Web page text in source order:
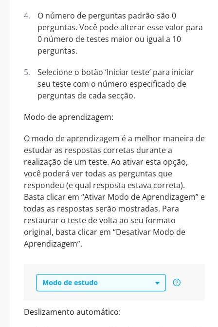
O número de perguntas padrão são 0
perguntas. Você pode alterar esse valor para
0 número de testes maior ou igual a 10
perguntas.
Selecione o botão ‘Iniciar teste’ para iniciar
seu teste com o número especificado de
perguntas de cada secção.
Modo de aprendizagem:
O modo de aprendizagem é a melhor maneira de
estudar as respostas corretas durante a
realização de um teste. Ao ativar esta opção,
você poderá ver todas as perguntas que
respondeu (e qual resposta estava correta).
Basta clicar em “Ativar Modo de Aprendizagem” e
todas as respostas serão mostradas. Para
restaurar o teste de volta ao seu formato
original, basta clicar em “Desativar Modo de
Aprendizagem”.
Deslizamento automático: